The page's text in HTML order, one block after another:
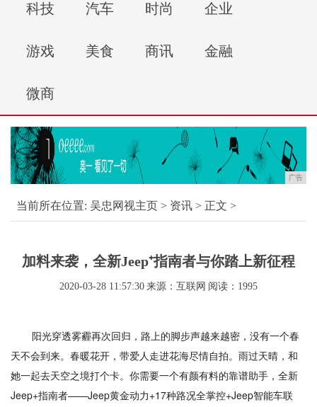
科技 汽车 时尚 企业
游戏 美食 商讯 金融
微商
广告
当前所在位置: 吴忠网视主页 > 资讯 > 正文 >
加料来袭，全新Jeep⁺指南者与你踏上新征程
2020-03-28 11:57:30 来源：互联网 阅读：1995
阳光穿透雾霾再次回归，路上的脚步声越来越密，没有一个春
天不会到来。春暖花开，带爱人走进花海尽情自拍。雨过天晴，和
她一起去天空之境打个卡。你需要一个有颜有料的靠谱助手，全新
Jeep+指南者——Jeep黄金动力+17种路况全掌控+Jeep智能车联